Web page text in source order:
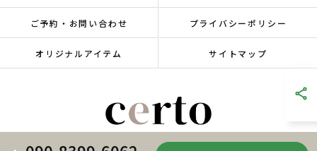
ご予約・お問い合わせ プライバシーポリシー
オリジナルアイテム サイトマップ